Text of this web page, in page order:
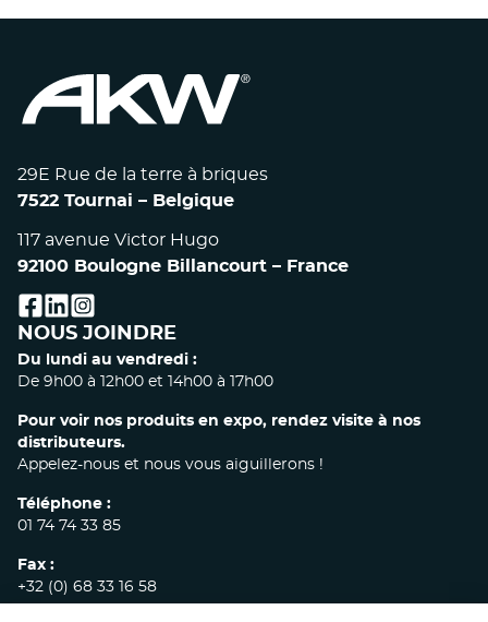
29E Rue de la terre à briques
7522 Tournai – Belgique
117 avenue Victor Hugo
92100 Boulogne Billancourt – France
facebook
linkedin
instagram
NOUS JOINDRE
Du lundi au vendredi :
De 9h00 à 12h00 et 14h00 à 17h00
Pour voir nos produits en expo, rendez visite à nos
distributeurs.
Appelez-nous et nous vous aiguillerons !
Téléphone :
01 74 74 33 85
Fax :
+32 (0) 68 33 16 58